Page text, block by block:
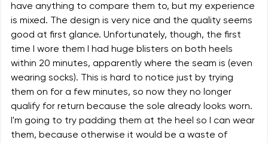
have anything to compare them to, but my experience
is mixed. The design is very nice and the quality seems
good at first glance. Unfortunately, though, the first
time I wore them I had huge blisters on both heels
within 20 minutes, apparently where the seam is (even
wearing socks). This is hard to notice just by trying
them on for a few minutes, so now they no longer
qualify for return because the sole already looks worn.
I'm going to try padding them at the heel so I can wear
them, because otherwise it would be a waste of